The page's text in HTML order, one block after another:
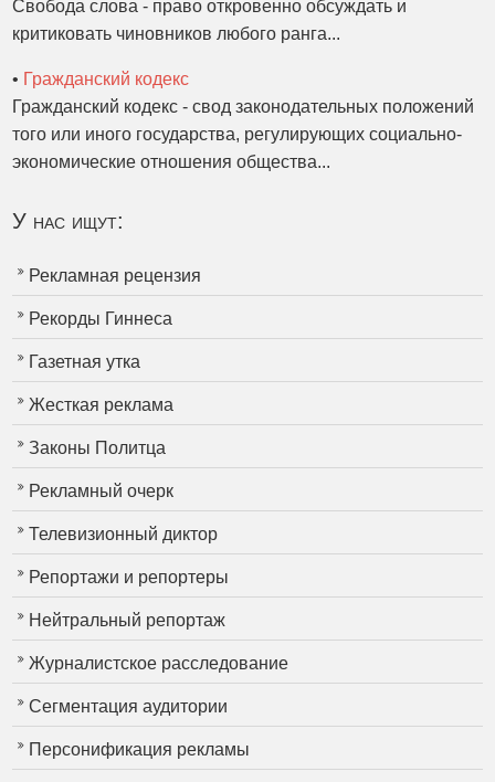
Свобода слова - право откровенно обсуждать и
критиковать чиновников любого ранга...
• Гражданский кодекс
Гражданский кодекс - свод законодательных положений
того или иного государства, регулирующих социально-
экономические отношения общества...
У нас ищут:
Рекламная рецензия
Рекорды Гиннеса
Газетная утка
Жесткая реклама
Законы Политца
Рекламный очерк
Телевизионный диктор
Репортажи и репортеры
Нейтральный репортаж
Журналистское расследование
Сегментация аудитории
Персонификация рекламы